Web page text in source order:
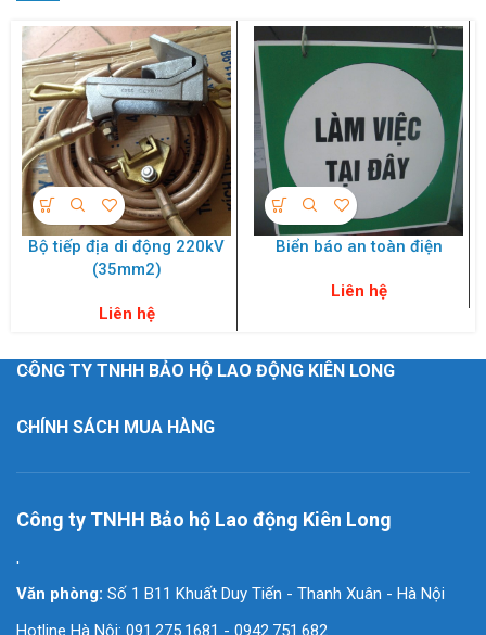
Bộ tiếp địa di động 220kV
(35mm2)
Liên hệ
Biển báo an toàn điện
Liên hệ
CÔNG TY TNHH BẢO HỘ LAO ĐỘNG KIÊN LONG
CHÍNH SÁCH MUA HÀNG
Công ty TNHH Bảo hộ Lao động Kiên Long
'
Văn phòng: Số 1 B11 Khuất Duy Tiến - Thanh Xuân - Hà Nội
Hotline Hà Nội: 091.275.1681 - 0942.751.682